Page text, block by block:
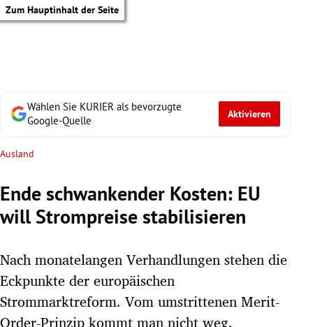
Zum Hauptinhalt der Seite
Untermenü
Wählen Sie KURIER als bevorzugte
Google-Quelle
Aktivieren
Ausland
Ende schwankender Kosten: EU
will Strompreise stabilisieren
Nach monatelangen Verhandlungen stehen die
Eckpunkte der europäischen
Strommarktreform. Vom umstrittenen Merit-
Order-Prinzip kommt man nicht weg.